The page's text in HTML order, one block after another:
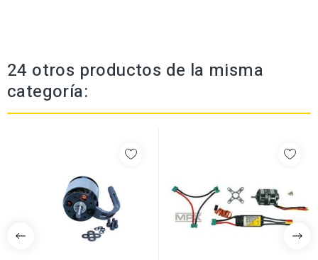
24 otros productos de la misma
categoría: